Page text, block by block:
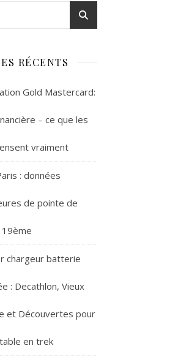
RÉCENTS
Gold Mastercard:
– ce que les
vraiment
: données
de pointe de
chargeur batterie
: Decathlon, Vieux
et Découvertes pour
en trek